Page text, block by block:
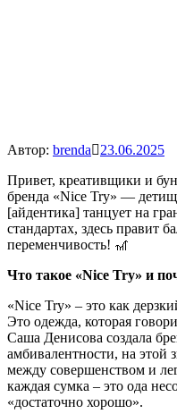
Автор: brenda
23.06.2025
Привет, креативщики и
бренда «Nice Try» —
[айдентика] танцует на
стандартах, здесь правит
переменчивость! 🎢
Что такое «Nice Try» и
«Nice Try» – это как
Это одежда, которая
Саша Денисова создала
амбивалентности, на этой
между совершенством и
каждая сумка – это ода
«достаточно хорошо».